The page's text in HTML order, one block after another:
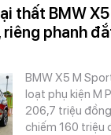
thất BMW
phanh
BMW X5 M
loạt phụ kiện M
206,7 triệu
chiếm 160 triệu